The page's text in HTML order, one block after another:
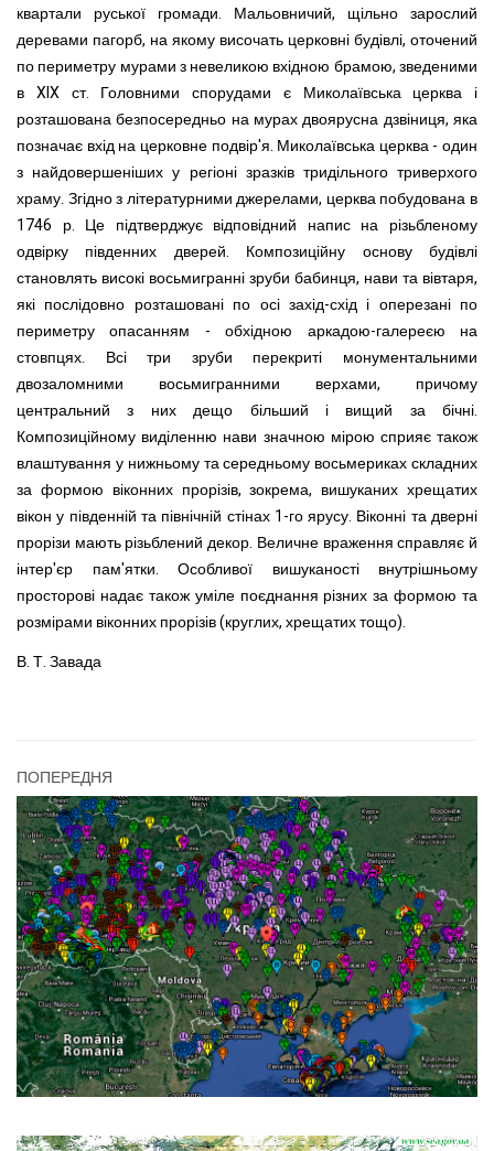
квартали руської громади. Мальовничий, щільно зарослий
деревами пагорб, на якому височать церковні будівлі, оточений
по периметру мурами з невеликою вхідною брамою, зведеними
в XIX ст. Головними спорудами є Миколаївська церква і
розташована безпосередньо на мурах двоярусна дзвіниця, яка
позначає вхід на церковне подвір'я. Миколаївська церква - один
з найдовершеніших у регіоні зразків тридільного триверхого
храму. Згідно з літературними джерелами, церква побудована в
1746 р. Це підтверджує відповідний напис на різьбленому
одвірку південних дверей. Композиційну основу будівлі
становлять високі восьмигранні зруби бабинця, нави та вівтаря,
які послідовно розташовані по осі захід-схід і оперезані по
периметру опасанням - обхідною аркадою-галереєю на
стовпцях. Всі три зруби перекриті монументальними
двозаломними восьмигранними верхами, причому
центральний з них дещо більший і вищий за бічні.
Композиційному виділенню нави значною мірою сприяє також
влаштування у нижньому та середньому восьмериках складних
за формою віконних прорізів, зокрема, вишуканих хрещатих
вікон у південній та північній стінах 1-го ярусу. Віконні та дверні
прорізи мають різьблений декор. Величне враження справляє й
інтер'єр пам'ятки. Особливої вишуканості внутрішньому
просторові надає також уміле поєднання різних за формою та
розмірами віконних прорізів (круглих, хрещатих тощо).
В. Т. Завада
ПОПЕРЕДНЯ